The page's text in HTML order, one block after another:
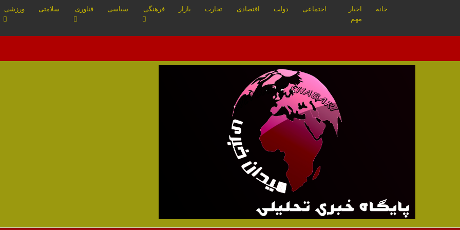
خانه
اخبار
مهم
اجتماعی دولت اقتصادی تجارت بازار فرهنگی سیاسی فناوری سلامتی ورزشی